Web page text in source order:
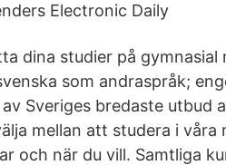
Electronic Daily
dina studier på gymnasial
som andraspråk;
Sveriges bredaste utbud
mellan att studera i våra
och när du vill. Samtliga